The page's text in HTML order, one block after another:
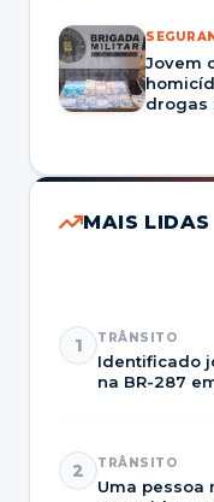
Jovem
drogas
MAIS LIDAS
1 TRÂNSITO
Identificado
na BR-287
2 TRÂNSITO
Uma pessoa